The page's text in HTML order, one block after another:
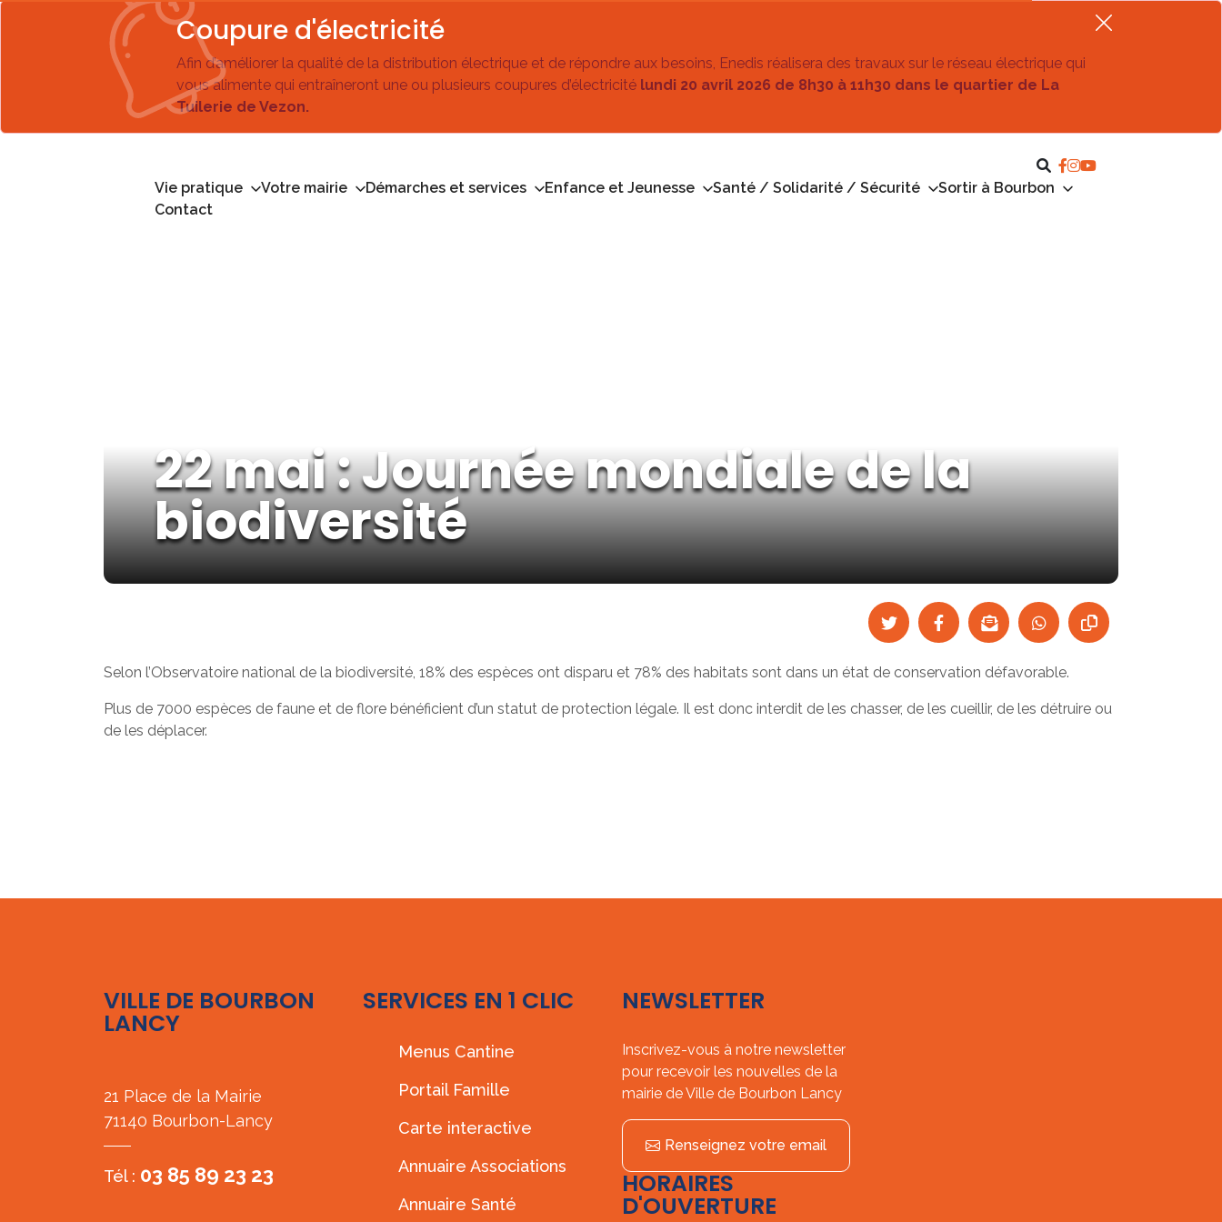
Coupure d'électricité
Afin d’améliorer la qualité de la distribution électrique et de répondre aux besoins, Enedis réalisera des travaux sur le réseau électrique qui
vous alimente qui entraîneront une ou plusieurs coupures d’électricité lundi 20 avril 2026 de 8h30 à 11h30 dans le quartier de La
Tuilerie de Vezon.
Vie pratique Votre mairie Démarches et services Enfance et Jeunesse Santé / Solidarité / Sécurité
Sortir à Bourbon
Contact
22 mai : Journée mondiale de la
biodiversité
Selon l’Observatoire national de la biodiversité, 18% des espèces ont disparu et 78% des habitats sont dans un état de conservation défavorable.
Plus de 7000 espèces de faune et de flore bénéficient d’un statut de protection légale. Il est donc interdit de les chasser, de les cueillir, de les détruire ou
de les déplacer.
VILLE DE BOURBON
LANCY
21 Place de la Mairie
71140 Bourbon-Lancy
Tél : 03 85 89 23 23
SERVICES EN 1 CLIC
Menus Cantine
Portail Famille
Carte interactive
Annuaire Associations
Annuaire Santé
NEWSLETTER
Inscrivez-vous à notre newsletter
pour recevoir les nouvelles de la
mairie de Ville de Bourbon Lancy
Renseignez votre email
HORAIRES
D'OUVERTURE